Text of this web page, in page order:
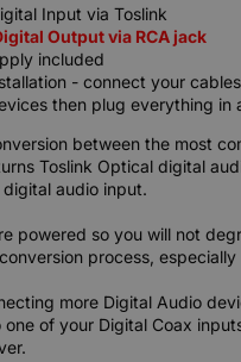
Input via Toslink
Output via RCA jack
included
- connect your
then plug everything in
between the most
Toslink Optical digital
audio input.
powered so you will not
process, especially
more Digital Audio
of your Digital Coax